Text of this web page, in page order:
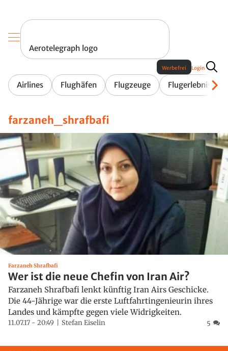
Aerotelegraph logo
Airlines Flughäfen Flugzeuge Flugerlebnis
Werbefrei Login
farzaneh_shrafbafi
Farzaneh Shrafbafi
Wer ist die neue Chefin von Iran Air?
Farzaneh Shrafbafi lenkt künftig Iran Airs Geschicke.
Die 44-Jährige war die erste Luftfahrtingenieurin ihres
Landes und kämpfte gegen viele Widrigkeiten.
11.07.17 - 20:49 Stefan Eiselin 5